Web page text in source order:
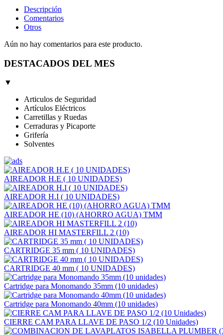
Descripción
Comentarios
Otros
Aún no hay comentarios para este producto.
DESTACADOS DEL MES
▼
Articulos de Seguridad
Artículos Eléctricos
Carretillas y Ruedas
Cerraduras y Picaporte
Grifería
Solventes
AIREADOR H.E ( 10 UNIDADES)
AIREADOR H.I ( 10 UNIDADES)
AIREADOR HE (10) (AHORRO AGUA) TMM
AIREADOR HI MASTERFILL 2 (10)
CARTRIDGE 35 mm ( 10 UNIDADES)
CARTRIDGE 40 mm ( 10 UNIDADES)
Cartridge para Monomando 35mm (10 unidades)
Cartridge para Monomando 40mm (10 unidades)
CIERRE CAM PARA LLAVE DE PASO 1/2 (10 Unidades)